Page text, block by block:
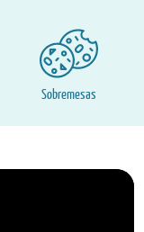
Sobremesas